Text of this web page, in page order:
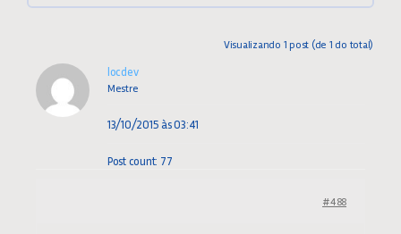
Visualizando 1 post (de 1 do total)
locdev
Mestre
13/10/2015 às 03:41
Post count: 77
#488